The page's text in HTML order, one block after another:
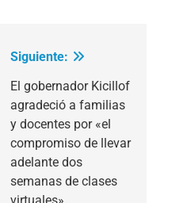
Siguiente:
El gobernador Kicillof
agradeció a familias
y docentes por «el
compromiso de llevar
adelante dos
semanas de clases